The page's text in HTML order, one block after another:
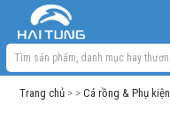
Trang chủ > >Cá rồng & Phụ kiện